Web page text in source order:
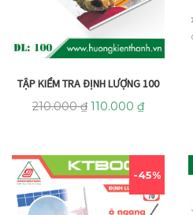
TẬP KIỂM TRA ĐỊNH LƯỢNG 100
210.000₫ 110.000 ₫
45%